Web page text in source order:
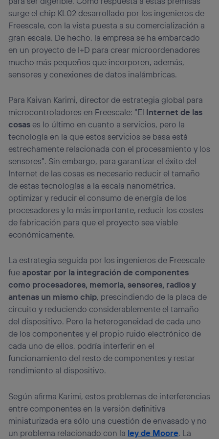
surge el chip KL02 desarrollado por los ingenieros de
Freescale, con la vista puesta a su comercialización a
gran escala. De hecho, la empresa se ha embarcado
en un proyecto de I+D para crear microordenadores
mucho más pequeños que incorporen, además,
sensores y conexiones de datos inalámbricas.
Para Kaivan Karimi, director de estrategia global para
microcontroladores en Freescale: “El Internet de las
cosases lo último en cuanto a servicios, pero la
tecnología en la que estos servicios se basa está
estrechamente relacionada con el procesamiento y los
sensores”. Sin embargo, para garantizar el éxito del
Internet de las cosas es necesario reducir el tamaño
de estas tecnologías a la escala nanométrica,
optimizar y reducir el consumo de energía de los
procesadores y lo más importante, reducir los costes
de fabricación para que el proyecto sea viable
económicamente.
La estrategia seguida por los ingenieros de Freescale
fue apostar por la integración de componentes
como procesadores, memoria, sensores, radios y
antenas un mismo chip, prescindiendo de la placa de
circuito y reduciendo considerablemente el tamaño
del dispositivo. Pero la heterogeneidad de cada uno
de los componentes y el propio ruido electrónico de
cada uno de ellos, podría interferir en el
funcionamiento del resto de componentes y restar
rendimiento al dispositivo.
Según afirma Karimi, estos problemas de interferencias
entre componentes en la versión definitiva
miniaturizada era sólo una cuestión de envasado y no
un problema relacionado con la ley de Moore. La
la política de privacidad de Utiq.